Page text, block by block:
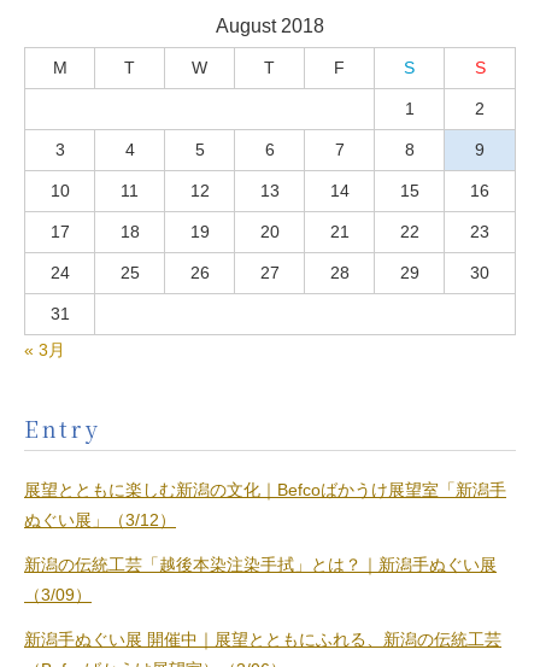
August 2018
M T W T F S S
1 2
3 4 5 6 7 8 9
10 11 12 13 14 15 16
17 18 19 20 21 22 23
24 25 26 27 28 29 30
31
« 3月
Entry
展望とともに楽しむ新潟の文化｜Befcoばかうけ展望室「新潟手
ぬぐい展」（3/12）
新潟の伝統工芸「越後本染注染手拭」とは？｜新潟手ぬぐい展
（3/09）
新潟手ぬぐい展 開催中｜展望とともにふれる、新潟の伝統工芸